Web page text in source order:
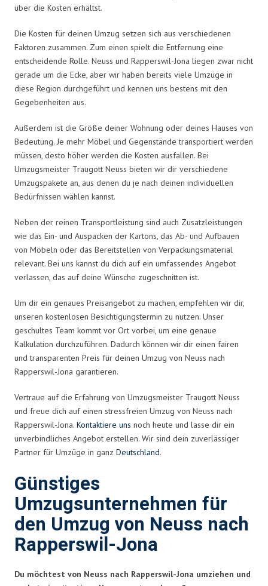
über die Kosten erhältst.
Die Kosten für deinen Umzug setzen sich aus verschiedenen
Faktoren zusammen. Zum einen spielt die Entfernung eine
entscheidende Rolle. Neuss und Rapperswil-Jona liegen zwar nicht
gerade um die Ecke, aber wir haben bereits viele Umzüge in
diese Region durchgeführt und kennen uns bestens mit den
Gegebenheiten aus.
Außerdem ist die Größe deiner Wohnung oder deines Hauses von
Bedeutung. Je mehr Möbel und Gegenstände transportiert werden
müssen, desto höher werden die Kosten ausfallen. Bei
Umzugsmeister Traugott Neuss bieten wir dir verschiedene
Umzugspakete an, aus denen du je nach deinen individuellen
Bedürfnissen wählen kannst.
Neben der reinen Transportleistung sind auch Zusatzleistungen
wie das Ein- und Auspacken der Kartons, das Ab- und Aufbauen
von Möbeln oder das Bereitstellen von Verpackungsmaterial
relevant. Bei uns kannst du dich auf ein umfassendes Angebot
verlassen, das auf deine Wünsche zugeschnitten ist.
Um dir ein genaues Preisangebot zu machen, empfehlen wir dir,
unseren kostenlosen Besichtigungstermin zu nutzen. Unser
geschultes Team kommt vor Ort vorbei, um eine genaue
Kalkulation durchzuführen. Dadurch können wir dir einen fairen
und transparenten Preis für deinen Umzug von Neuss nach
Rapperswil-Jona garantieren.
Vertraue auf die Erfahrung von Umzugsmeister Traugott Neuss
und freue dich auf einen stressfreien Umzug von Neuss nach
Rapperswil-Jona. Kontaktiere uns noch heute und lasse dir ein
unverbindliches Angebot erstellen. Wir sind dein zuverlässiger
Partner für Umzüge in ganz Deutschland.
Günstiges
Umzugsunternehmen für
den Umzug von Neuss nach
Rapperswil-Jona
Du möchtest von Neuss nach Rapperswil-Jona umziehen und